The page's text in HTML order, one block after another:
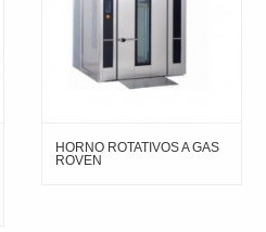
HORNO ROTATIVOS A GAS
ROVEN